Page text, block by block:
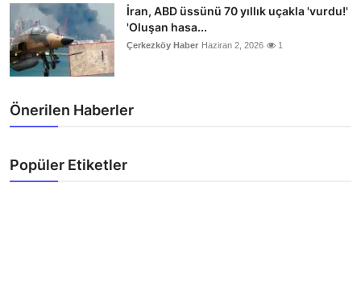
İran, ABD üssünü 70 yıllık uçakla 'vurdu!'
'Oluşan hasa...
Çerkezköy Haber Haziran 2, 2026 1
Önerilen Haberler
Popüler Etiketler